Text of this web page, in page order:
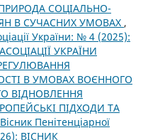
СОЦІАЛЬНО-
В СУЧАСНИХ УМОВАХ ,
України: № 4 (2025):
УКРАЇНИ
В УМОВАХ ВОЄННОГО
ВІДНОВЛЕННЯ
ПІДХОДИ ТА
Вісник Пенітенціарної
ВІСНИК